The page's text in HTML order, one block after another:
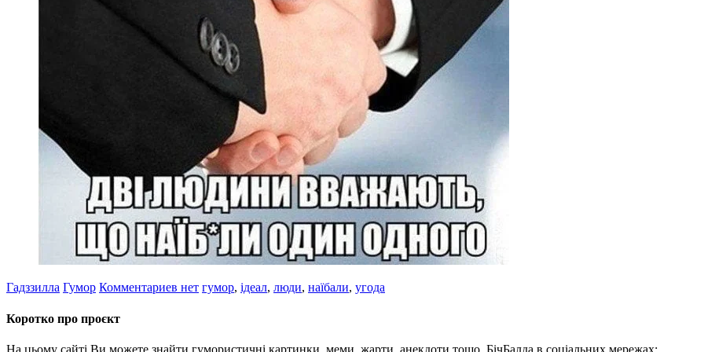
Гадззилла Гумор Комментариев нет гумор, ідеал, люди, наїбали, угода
Коротко про проєкт
На цьому сайті Ви можете знайти гумористичні картинки, меми, жарти, анекдоти тощо. БічБалда в соціальних мережах: